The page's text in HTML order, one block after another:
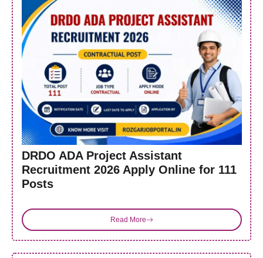
DRDO ADA Project Assistant
Recruitment 2026 Apply Online for 111
Posts
Read More